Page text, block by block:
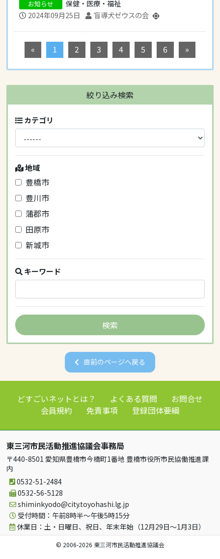
お知らせ
保健・医療・福祉
2024年09月25日
盲導犬ゼウスの会
« 1 2 3 4 5 6 »
絞り込み検索
カテゴリ
地域
豊橋市
豊川市
蒲郡市
田原市
新城市
キーワード
直前のページへ戻る
どすごいネットとは？ よくある質問
お問合せ
会員規約
免責事項 登録団体要綱
東三河市民活動推進協議会事務局
〒440-8501 愛知県豊橋市今橋町1番地 豊橋市役所市民協働推進課
内
0532-51-2484
0532-56-5128
shiminkyodo
city.toyohashi.lg.jp
受付時間：午前8時半～午後5時15分
休業日：土・日曜日、祝日、年末年始（12月29日～1月3日）
© 2006-2026 東三河市民活動推進協議会